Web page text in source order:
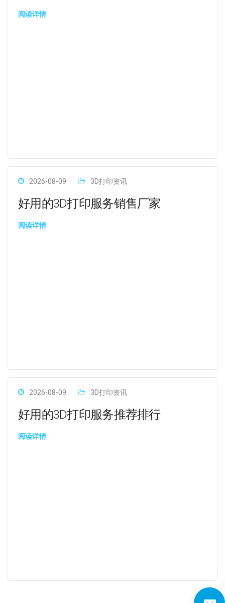
阅读详情
2026-08-09 3D打印资讯
好用的3D打印服务销售厂家
阅读详情
2026-08-09 3D打印资讯
好用的3D打印服务推荐排行
阅读详情